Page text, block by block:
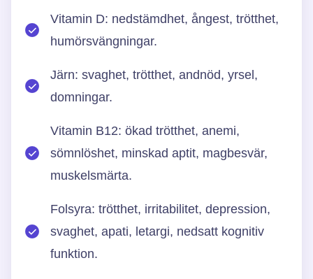
Vitamin D: nedstämdhet, ångest, trötthet,
humörsvängningar.
Järn: svaghet, trötthet, andnöd, yrsel,
domningar.
Vitamin B12: ökad trötthet, anemi,
sömnlöshet, minskad aptit, magbesvär,
muskelsmärta.
Folsyra: trötthet, irritabilitet, depression,
svaghet, apati, letargi, nedsatt kognitiv
funktion.